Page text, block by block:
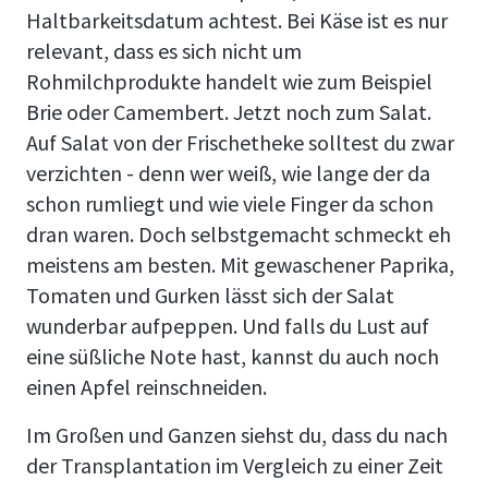
Haltbarkeitsdatum achtest. Bei Käse ist es nur
relevant, dass es sich nicht um
Rohmilchprodukte handelt wie zum Beispiel
Brie oder Camembert. Jetzt noch zum Salat.
Auf Salat von der Frischetheke solltest du zwar
verzichten - denn wer weiß, wie lange der da
schon rumliegt und wie viele Finger da schon
dran waren. Doch selbstgemacht schmeckt eh
meistens am besten. Mit gewaschener Paprika,
Tomaten und Gurken lässt sich der Salat
wunderbar aufpeppen. Und falls du Lust auf
eine süßliche Note hast, kannst du auch noch
einen Apfel reinschneiden.
Im Großen und Ganzen siehst du, dass du nach
der Transplantation im Vergleich zu einer Zeit